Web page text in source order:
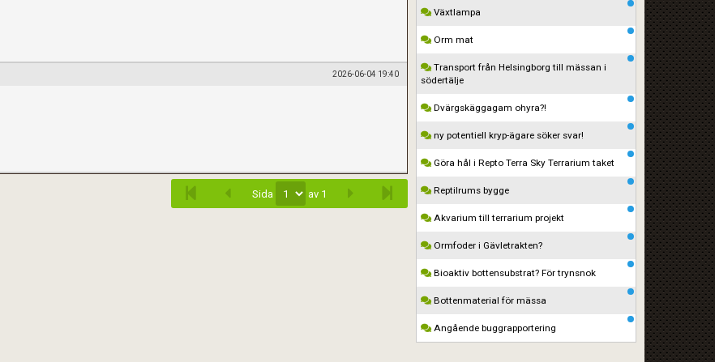
2026-06-04 19:40
Sida av 1
Växtlampa
Orm mat
Transport från Helsingborg till mässan i
södertälje
Dvärgskäggagam ohyra?!
ny potentiell kryp-ägare söker svar!
Göra hål i Repto Terra Sky Terrarium taket
Reptilrums bygge
Akvarium till terrarium projekt
Ormfoder i Gävletrakten?
Bioaktiv bottensubstrat? För trynsnok
Bottenmaterial för mässa
Angående buggrapportering